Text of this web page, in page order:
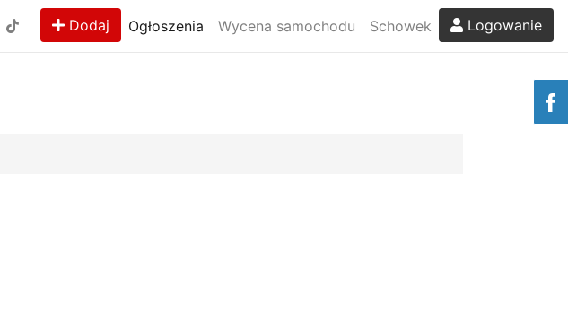
Dodaj Ogłoszenia Wycena samochodu Schowek Logowanie